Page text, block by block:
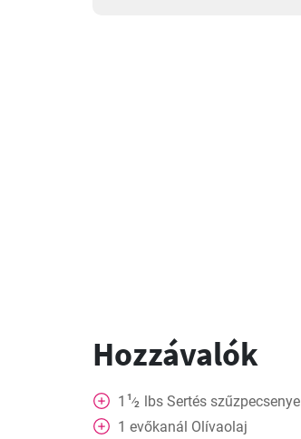
Hozzávalók
1 1⁄2 lbs Sertés szűzpecsenye
1 evőkanál Olívaolaj